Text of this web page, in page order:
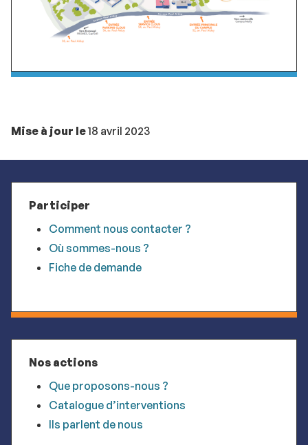
Mise à jour le18 avril 2023
Participer
Comment nous contacter ?
Où sommes-nous ?
Fiche de demande
Nos actions
Que proposons-nous ?
Catalogue d’interventions
Ils parlent de nous